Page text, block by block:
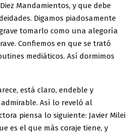
Mandamientos, y que debe
Digamos piadosamente
tomarlo como una alegoría
Confiemos en que se trató
mediáticos. Así dormimos
está claro, endeble y
Así lo reveló al
piensa lo siguiente: Javier Milei
es el que más coraje tiene, y